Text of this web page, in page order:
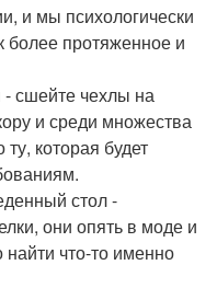
и мы психологически
более протяженное и
сшейте чехлы на
и среди множества
которая будет
стол -
они опять в моде и
что-то именно